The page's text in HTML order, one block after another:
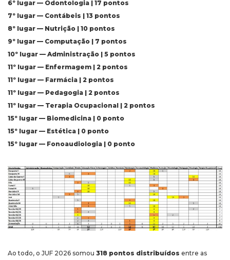
6º lugar — Odontologia | 17 pontos
7º lugar — Contábeis | 13 pontos
8º lugar — Nutrição | 10 pontos
9º lugar — Computação | 7 pontos
10º lugar — Administração | 5 pontos
11º lugar — Enfermagem | 2 pontos
11º lugar — Farmácia | 2 pontos
11º lugar — Pedagogia | 2 pontos
11º lugar — Terapia Ocupacional | 2 pontos
15º lugar — Biomedicina | 0 ponto
15º lugar — Estética | 0 ponto
15º lugar — Fonoaudiologia | 0 ponto
Ao todo, o JUF 2026 somou 318 pontos distribuídos entre as